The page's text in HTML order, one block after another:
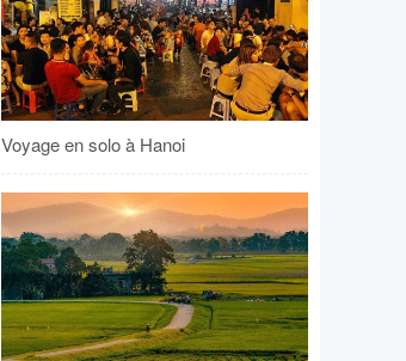
Voyage en solo à Hanoi